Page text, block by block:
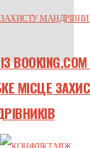
МІСЦЕ